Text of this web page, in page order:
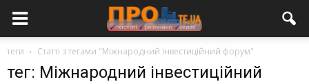
теги Статті з тегами "Міжнародний інвестиційний форум"
тег: Міжнародний інвестиційний